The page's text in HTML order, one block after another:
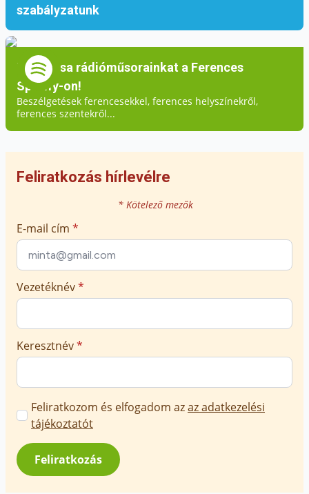
szabályzatunk
Hallgassa rádióműsorainkat a Ferences
Spotify-on!
Beszélgetések ferencesekkel, ferences helyszínekről,
ferences szentekről...
Feliratkozás hírlevélre
* Kötelező mezők
E-mail cím *
Vezetéknév*
Keresztnév*
Marketing
üzenetek
jóváhagyása
*
Feliratkozom és elfogadom azaz adatkezelési
tájékoztatót
Feliratkozás